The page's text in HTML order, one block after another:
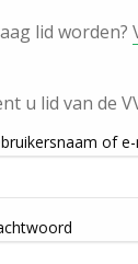
lid worden?
u lid van de
of